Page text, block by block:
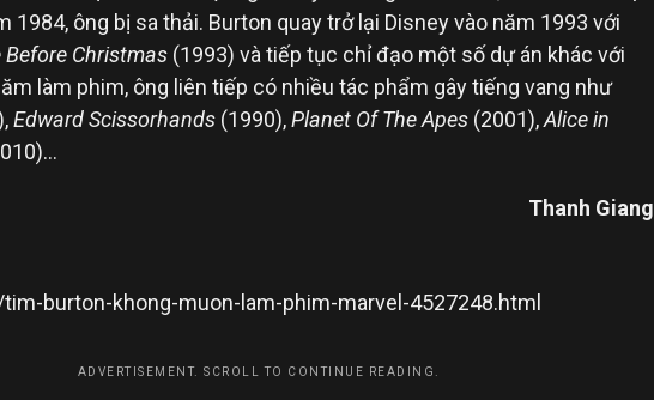
1984, ông bị sa thải. Burton quay trở lại Disney vào năm 1993 với
Before Christmas (1993) và tiếp tục chỉ đạo một số dự án khác với
làm phim, ông liên tiếp có nhiều tác phẩm gây tiếng vang như
Edward Scissorhands (1990),Planet Of The Apes (2001),Alice in
Thanh Giang
burton-khong-muon-lam-phim-marvel-4527248.html
ADVERTISEMENT. SCROLL TO CONTINUE READING.